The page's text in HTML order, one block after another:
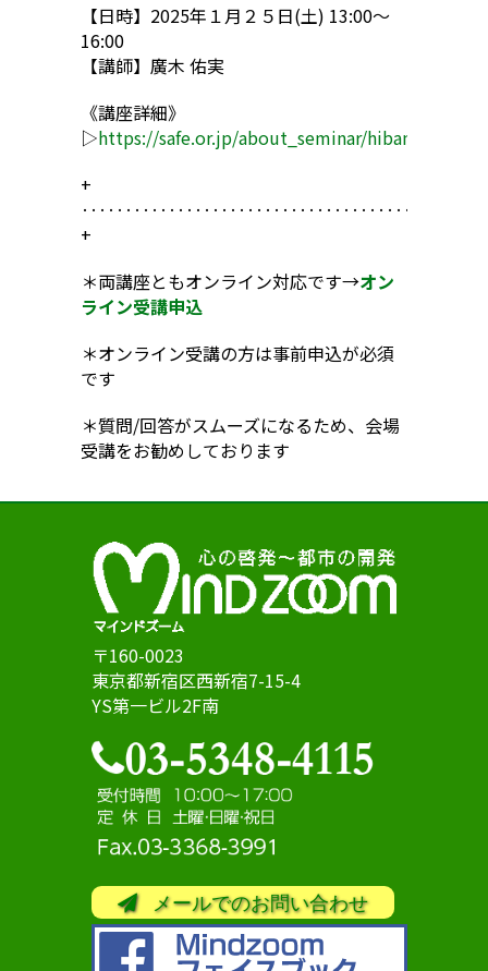
【日時】2025年１月２５日(土) 13:00〜
16:00
【講師】廣木 佑実
《講座詳細》
▷https://safe.or.jp/about_seminar/
+
‥‥‥‥‥‥‥‥‥‥‥‥‥‥‥‥‥‥‥‥‥
+
＊両講座ともオンライン対応です→オン
ライン受講申込
＊オンライン受講の方は事前申込が必須
です
＊質問/回答がスムーズになるため、会場
受講をお勧めしております
〒160-0023
東京都新宿区西新宿7-15-4
YS第一ビル2F南
メールでのお問い合わせ